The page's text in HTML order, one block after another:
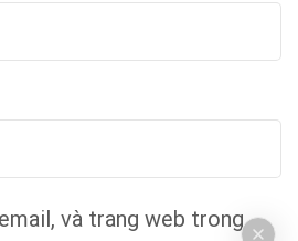
và trang web trong